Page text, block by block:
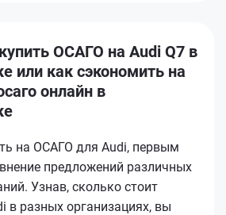
ОСАГО на Audi Q7 в
или как сэкономить на
онлайн в
на ОСАГО для Audi, первым
предложений различных
Узнав, сколько стоит
в разных организациях, вы